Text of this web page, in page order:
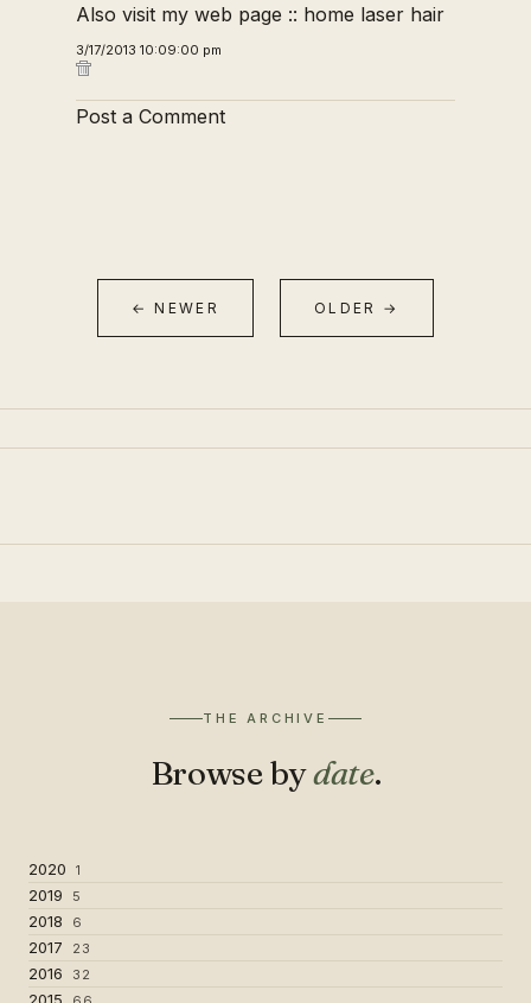
Also visit my web page :: home laser hair
3/17/2013 10:09:00 pm
Post a Comment
← NEWER OLDER →
THE ARCHIVE
Browse bydate.
2020 1
2019 5
2018 6
2017 23
2016 32